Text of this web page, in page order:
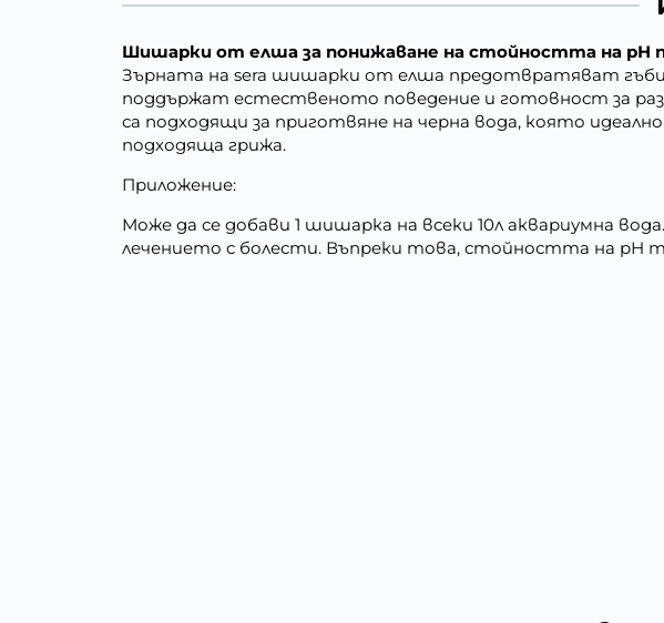
Шишарки от елша за понижаване на стойността на рН
Зърната на sera шишарки от елша предотвратяват
поддържат естественото поведение и готовност за
са подходящи за приготвяне на черна вода, която
подходяща грижа.
Приложение:
Може да се добави 1 шишарка на всеки 10л аквариумна
лечението с болести. Въпреки това, стойността на рН